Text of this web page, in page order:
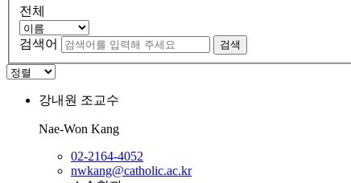
전체
검색어 검색
강내원 조교수
Nae-Won Kang
02-2164-4052
nwkang@catholic.ac.kr